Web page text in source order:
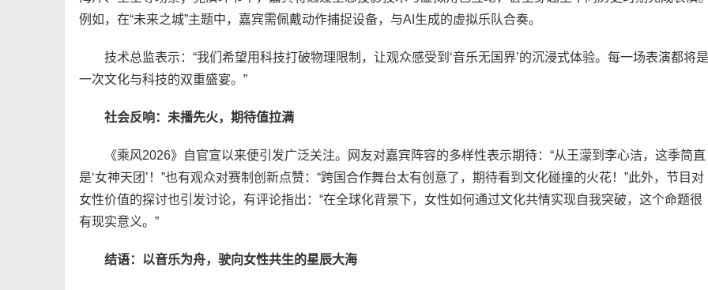
例如，在“未来之城”主题中，嘉宾需佩戴动作捕捉设备，与AI生成的虚拟乐队合奏。
技术总监表示：“我们希望用科技打破物理限制，让观众感受到‘音乐无国界’的沉浸式体验。每一场表演都将是
一次文化与科技的双重盛宴。”
社会反响：未播先火，期待值拉满
《乘风2026》自官宣以来便引发广泛关注。网友对嘉宾阵容的多样性表示期待：“从王濛到李心洁，这季简直
是‘女神天团’！”也有观众对赛制创新点赞：“跨国合作舞台太有创意了，期待看到文化碰撞的火花！”此外，节目对
女性价值的探讨也引发讨论，有评论指出：“在全球化背景下，女性如何通过文化共情实现自我突破，这个命题很
有现实意义。”
结语：以音乐为舟，驶向女性共生的星辰大海